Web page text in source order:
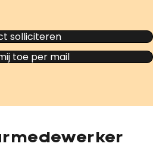
solliciteren
toe per mail